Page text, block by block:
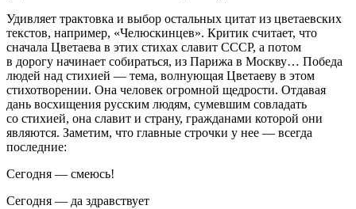
Удивляет трактовка и выбор остальных цитат из цветаевских
текстов, например, «Челюскинцев». Критик считает, что
сначала Цветаева в этих стихах славит СССР, а потом
в дорогу начинает собираться, из Парижа в Москву… Победа
людей над стихией — тема, волнующая Цветаеву в этом
стихотворении. Она человек огромной щедрости. Отдавая
дань восхищения русским людям, сумевшим совладать
со стихией, она славит и страну, гражданами которой они
являются. Заметим, что главные строчки у нее — всегда
последние:
Сегодня — смеюсь!
Сегодня — да здравствует